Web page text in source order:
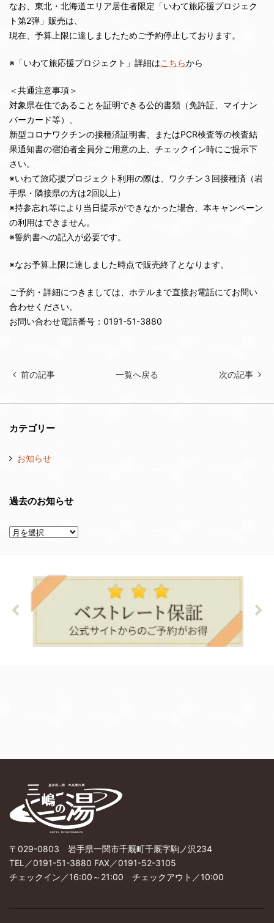
なお、東北・北海道エリア居住者限定「いわて旅応援プロジェク
ト第2弾」販売は、
現在、予算上限に達しましたためご予約停止しております。
※「いわて旅応援プロジェクト」詳細はこちらから
＜共通注意事項＞
対象県在住であることを証明できる公的書類（免許証、マイナン
バーカード等）、
新型コロナワクチンの接種済証明書、またはPCR検査等の検査結
果通知書の宿泊者全員分ご用意の上、チェックイン時にご提示下
さい。
※いわて旅応援プロジェクト利用の際は、ワクチン３回接種済（岩
手県・隣接県の方は2回以上）
※持参忘れ等により当日提示ができなかった場合、本キャンペーン
の利用はできません。
※誓約書への記入が必要です。
※なお予算上限に達しました時点で販売終了となります。
ご予約・詳細につきましては、ホテルまで直接お電話にてお問い
合わせください。
お問い合わせ電話番号：0191-51-3880
前の記事 一覧へ戻る 次の記事
カテゴリー
お知らせ
過去のお知らせ
〒029-0803 岩手県一関市千厩町千厩字駒ノ沢234
TEL／0191-51-3880 FAX／0191-52-3105
チェックイン／16:00～21:00 チェックアウト／10:00